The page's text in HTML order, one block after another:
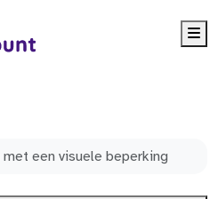
een visuele beperking